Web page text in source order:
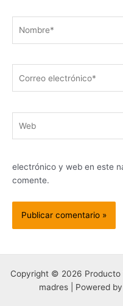
electrónico*
electrónico y web en este
comente.
Copyright © 2026 Producto
madres | Powered by